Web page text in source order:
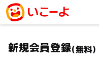
新規会員登録(無料)